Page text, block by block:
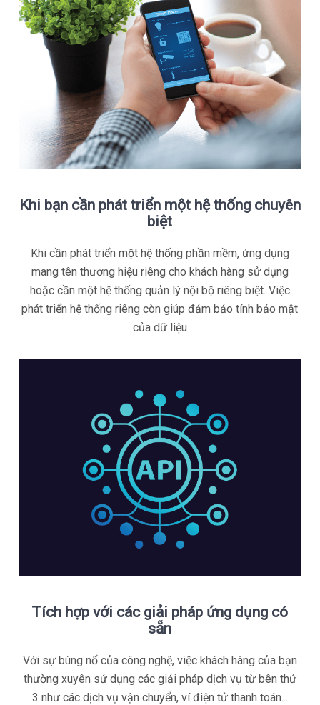
Khi bạn cần phát triển một hệ thống chuyên
biệt
Khi cần phát triển một hệ thống phần mềm, ứng dụng
mang tên thương hiệu riêng cho khách hàng sử dụng
hoặc cần một hệ thống quản lý nội bộ riêng biệt. Việc
phát triển hệ thống riêng còn giúp đảm bảo tính bảo mật
của dữ liệu
Tích hợp với các giải pháp ứng dụng có
sẵn
Với sự bùng nổ của công nghệ, việc khách hàng của bạn
thường xuyên sử dụng các giải pháp dịch vụ từ bên thứ
3 như các dịch vụ vận chuyển, ví điện tử thanh toán...